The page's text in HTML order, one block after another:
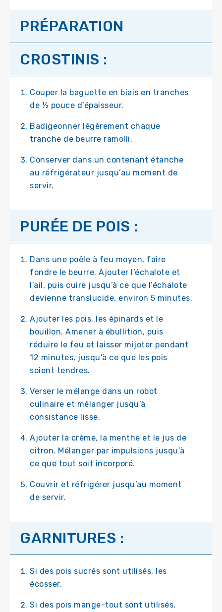
PRÉPARATION
CROSTINIS :
Couper la baguette en biais en tranches
de ½ pouce d’épaisseur.
Badigeonner légèrement chaque
tranche de beurre ramolli.
Conserver dans un contenant étanche
au réfrigérateur jusqu’au moment de
servir.
PURÉE DE POIS :
Dans une poêle à feu moyen, faire
fondre le beurre. Ajouter l’échalote et
l’ail, puis cuire jusqu’à ce que l’échalote
devienne translucide, environ 5 minutes.
Ajouter les pois, les épinards et le
bouillon. Amener à ébullition, puis
réduire le feu et laisser mijoter pendant
12 minutes, jusqu’à ce que les pois
soient tendres.
Verser le mélange dans un robot
culinaire et mélanger jusqu’à
consistance lisse.
Ajouter la crème, la menthe et le jus de
citron. Mélanger par impulsions jusqu’à
ce que tout soit incorporé.
Couvrir et réfrigérer jusqu’au moment
de servir.
GARNITURES :
Si des pois sucrés sont utilisés, les
écosser.
Si des pois mange-tout sont utilisés,